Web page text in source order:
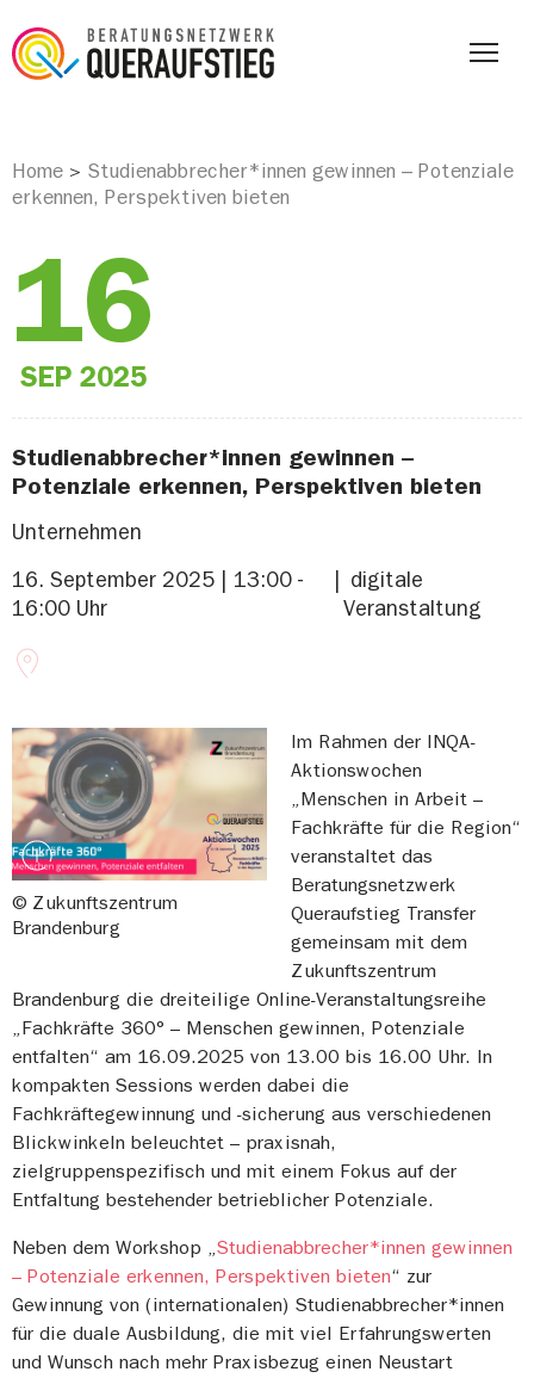
Home > Studienabbrecher*innen gewinnen – Potenziale
erkennen, Perspektiven bieten
16
SEP 2025
Studienabbrecher*innen gewinnen –
Potenziale erkennen, Perspektiven bieten
Unternehmen
16. September 2025 | 13:00 -
16:00 Uhr
digitale
Veranstaltung
© Zukunftszentrum
Brandenburg
Im Rahmen der INQA-
Aktionswochen
„Menschen in Arbeit –
Fachkräfte für die Region“
veranstaltet das
Beratungsnetzwerk
Queraufstieg Transfer
gemeinsam mit dem
Zukunftszentrum
Brandenburg die dreiteilige Online-Veranstaltungsreihe
„Fachkräfte 360° – Menschen gewinnen, Potenziale
entfalten“ am 16.09.2025 von 13.00 bis 16.00 Uhr. In
kompakten Sessions werden dabei die
Fachkräftegewinnung und -sicherung aus verschiedenen
Blickwinkeln beleuchtet – praxisnah,
zielgruppenspezifisch und mit einem Fokus auf der
Entfaltung bestehender betrieblicher Potenziale.
Neben dem Workshop „Studienabbrecher*innen gewinnen
– Potenziale erkennen, Perspektiven bieten“ zur
Gewinnung von (internationalen) Studienabbrecher*innen
für die duale Ausbildung, die mit viel Erfahrungswerten
und Wunsch nach mehr Praxisbezug einen Neustart